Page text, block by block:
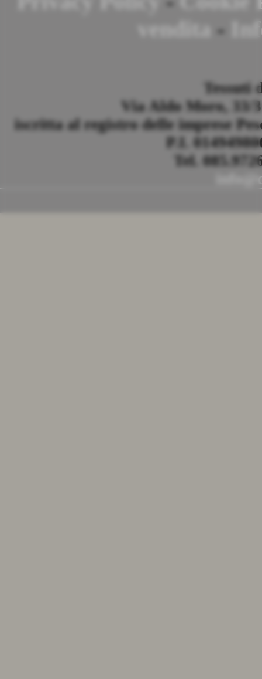
vendita -
Tessuti
Via Aldo Moro, 33/
iscritta al registro delle imprese
P.I.
Tel.